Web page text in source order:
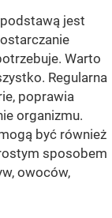
jest
Warto
Regularna
poprawia
organizmu.
być również
sposobem
owoców,